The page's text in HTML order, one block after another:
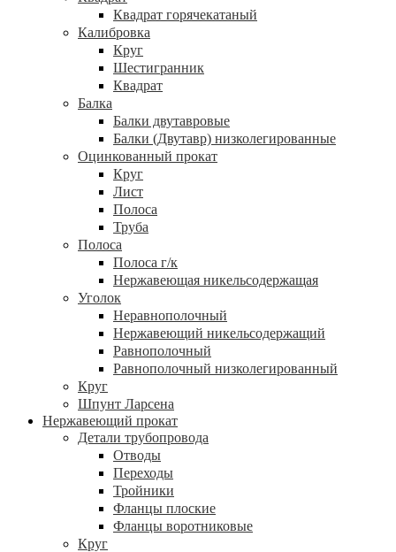
Квадрат горячекатаный
Калибровка
Круг
Шестигранник
Квадрат
Балка
Балки двутавровые
Балки (Двутавр) низколегированные
Оцинкованный прокат
Круг
Лист
Полоса
Труба
Полоса
Полоса г/к
Нержавеющая никельсодержащая
Уголок
Неравнополочный
Нержавеющий никельсодержащий
Равнополочный
Равнополочный низколегированный
Круг
Шпунт Ларсена
Нержавеющий прокат
Детали трубопровода
Отводы
Переходы
Тройники
Фланцы плоские
Фланцы воротниковые
Круг